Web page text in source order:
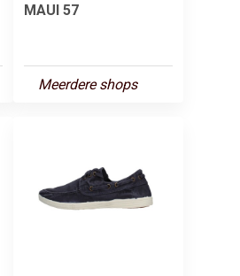
MAUI 57
Meerdere shops